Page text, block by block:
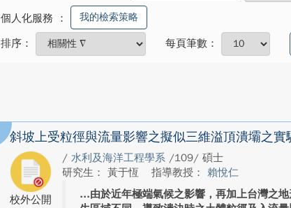
個人化服務 ： 我的檢索策略
排序： 每頁筆數：
斜坡上受粒徑與流量影響之擬似三維溢頂潰壩之實
校外公開
/ 水利及海洋工程學系 /109/ 碩士
研究生： 黃于恆
指導教授： 賴悅仁
由於近年極端氣候之影響，再加上台灣之